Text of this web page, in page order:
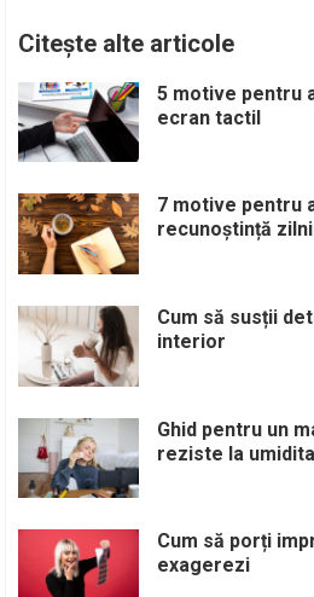
Citește alte articole
5 motive pentru
ecran tactil
7 motive pentru
recunoștință
Cum să susții
interior
Ghid pentru un
reziste la
Cum să porți
exagerezi